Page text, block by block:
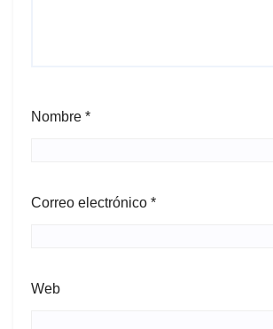
Nombre *
Correo electrónico *
Web